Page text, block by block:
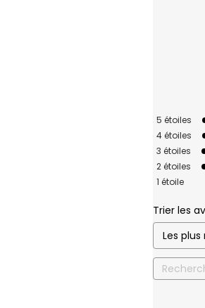
5 étoiles
4étoiles
3 étoiles
2étoiles
1 étoile
Trier les